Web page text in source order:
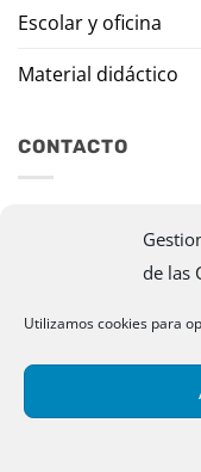
de las
Utilizamos cookies para
Escolar y oficina
Material didáctico
CONTACTO
948 234 436 – 623